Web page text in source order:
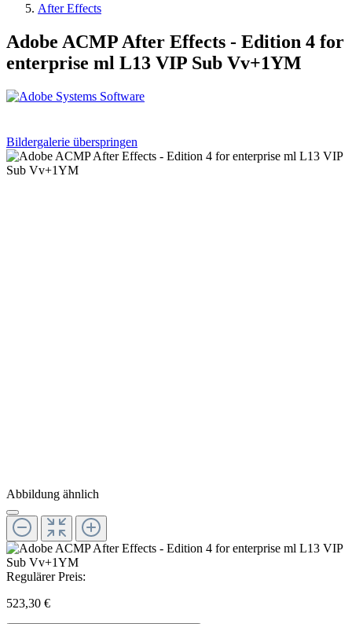
After Effects
Adobe ACMP After Effects - Edition 4 for
enterprise ml L13 VIP Sub Vv+1YM
Bildergalerie überspringen
Abbildung ähnlich
Regulärer Preis:
523,30 €